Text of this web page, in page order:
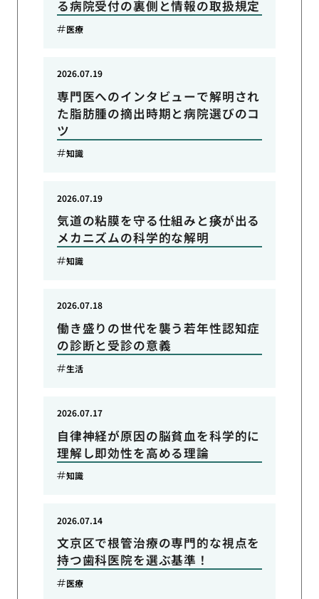
る病院受付の裏側と情報の取扱規定
医療
専門医へのインタビューで解明され
た脂肪腫の摘出時期と病院選びのコ
ツ
2026.07.19
知識
気道の粘膜を守る仕組みと痰が出る
メカニズムの科学的な解明
2026.07.19
知識
働き盛りの世代を襲う若年性認知症
の診断と受診の意義
2026.07.18
生活
自律神経が原因の脳貧血を科学的に
理解し即効性を高める理論
2026.07.17
知識
文京区で根管治療の専門的な視点を
持つ歯科医院を選ぶ基準！
2026.07.14
医療